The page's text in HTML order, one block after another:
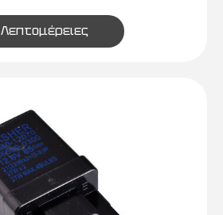
Λεπτομέρειες